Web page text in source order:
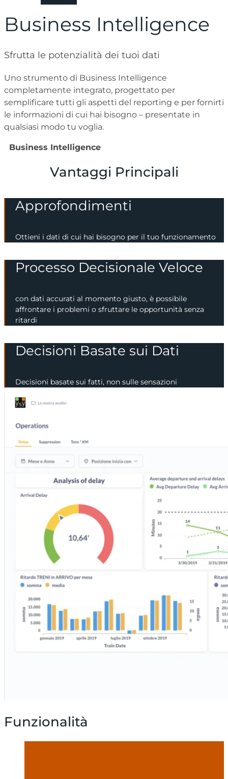
Business Intelligence
Sfrutta le potenzialità dei tuoi dati
Uno strumento di Business Intelligence
completamente integrato, progettato per
semplificare tutti gli aspetti del reporting e per fornirti
le informazioni di cui hai bisogno – presentate in
qualsiasi modo tu voglia.
Business Intelligence
Vantaggi Principali
Approfondimenti
Ottieni i dati di cui hai bisogno per il tuo funzionamento
Processo Decisionale Veloce
con dati accurati al momento giusto, è possibile
affrontare i problemi o sfruttare le opportunità senza
ritardi
Decisioni Basate sui Dati
Decisioni basate sui fatti, non sulle sensazioni
Funzionalità